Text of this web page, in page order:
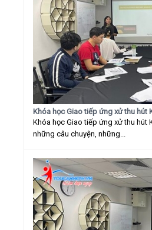
Khóa học Giao tiếp ứng xử thu hút
Khóa học Giao tiếp ứng xử thu hút
những câu chuyện, những...